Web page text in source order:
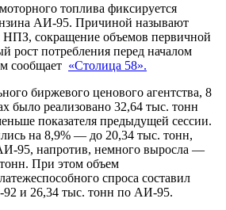
топлива фиксируется
АИ‑95. Причиной называют
сокращение объемов первичной
рост потребления перед началом
сообщает «Столица 58».
биржевого ценового агентства, 8
было реализовано 32,64 тыс. тонн
показателя предыдущей сессии.
на 8,9% — до 20,34 тыс. тонн,
напротив, немного выросла —
При этом объем
спроса составил
и 26,34 тыс. тонн по АИ‑95.